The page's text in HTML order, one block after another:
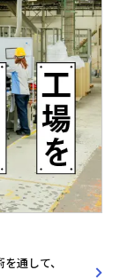
通して、